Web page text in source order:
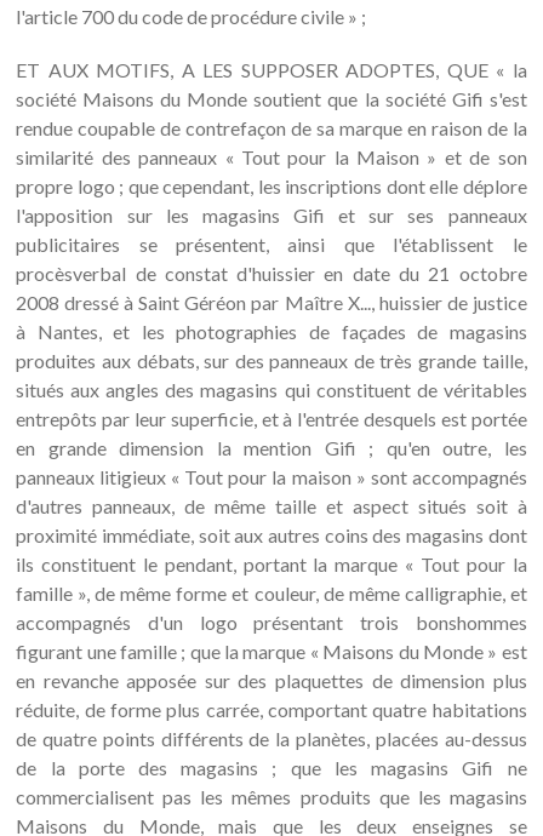
l'article 700 du code de procédure civile » ;
ET AUX MOTIFS, A LES SUPPOSER ADOPTES, QUE « la
société Maisons du Monde soutient que la société Gifi s'est
rendue coupable de contrefaçon de sa marque en raison de la
similarité des panneaux « Tout pour la Maison » et de son
propre logo ; que cependant, les inscriptions dont elle déplore
l'apposition sur les magasins Gifi et sur ses panneaux
publicitaires se présentent, ainsi que l'établissent le
procèsverbal de constat d'huissier en date du 21 octobre
2008 dressé à Saint Géréon par Maître X..., huissier de justice
à Nantes, et les photographies de façades de magasins
produites aux débats, sur des panneaux de très grande taille,
situés aux angles des magasins qui constituent de véritables
entrepôts par leur superficie, et à l'entrée desquels est portée
en grande dimension la mention Gifi ; qu'en outre, les
panneaux litigieux « Tout pour la maison » sont accompagnés
d'autres panneaux, de même taille et aspect situés soit à
proximité immédiate, soit aux autres coins des magasins dont
ils constituent le pendant, portant la marque « Tout pour la
famille », de même forme et couleur, de même calligraphie, et
accompagnés d'un logo présentant trois bonshommes
figurant une famille ; que la marque « Maisons du Monde » est
en revanche apposée sur des plaquettes de dimension plus
réduite, de forme plus carrée, comportant quatre habitations
de quatre points différents de la planètes, placées au-dessus
de la porte des magasins ; que les magasins Gifi ne
commercialisent pas les mêmes produits que les magasins
Maisons du Monde, mais que les deux enseignes se